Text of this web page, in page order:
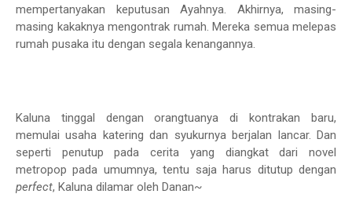
mempertanyakan keputusan Ayahnya. Akhirnya, masing-
masing kakaknya mengontrak rumah. Mereka semua melepas
rumah pusaka itu dengan segala kenangannya.
Kaluna tinggal dengan orangtuanya di kontrakan baru,
memulai usaha katering dan syukurnya berjalan lancar. Dan
seperti penutup pada cerita yang diangkat dari novel
metropop pada umumnya, tentu saja harus ditutup dengan
perfect, Kaluna dilamar oleh Danan~